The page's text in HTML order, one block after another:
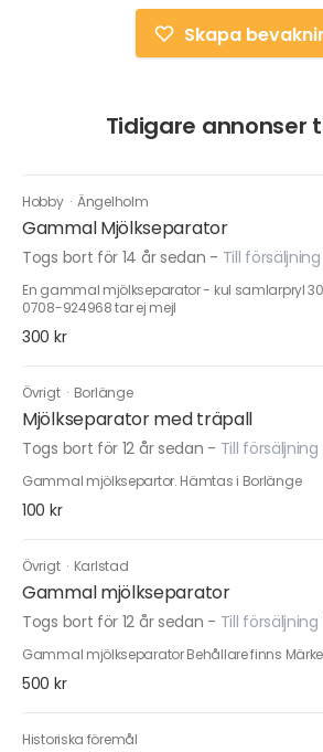
Skapa
Tidigare annonser
Hobby ·Ängelholm
Gammal Mjölkseparator
Togs bort för 14 år sedan - Till
En gammal mjölkseparator - kul samlarpryl
0708-924968 tar ej mejl
300 kr
Övrigt · Borlänge
Mjölkseparator med träpall
Togs bort för 12 år sedan - Till
Gammal mjölksepartor. Hämtas i Borlänge
100 kr
Övrigt · Karlstad
Gammal mjölkseparator
Togs bort för 12 år sedan - Till
Gammal mjölkseparator Behållare finns
500 kr
Historiska föremål